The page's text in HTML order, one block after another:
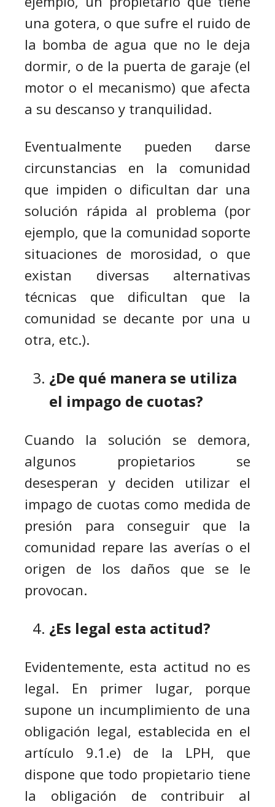
una gotera, o que sufre el ruido de
la bomba de agua que no le deja
dormir, o de la puerta de garaje (el
motor o el mecanismo) que afecta
a su descanso y tranquilidad.
Eventualmente pueden darse
circunstancias en la comunidad
que impiden o dificultan dar una
solución rápida al problema (por
ejemplo, que la comunidad soporte
situaciones de morosidad, o que
existan diversas alternativas
técnicas que dificultan que la
comunidad se decante por una u
otra, etc.).
¿De qué manera se utiliza
el impago de cuotas?
Cuando la solución se demora,
algunos propietarios se
desesperan y deciden utilizar el
impago de cuotas como medida de
presión para conseguir que la
comunidad repare las averías o el
origen de los daños que se le
provocan.
¿Es legal esta actitud?
Evidentemente, esta actitud no es
legal. En primer lugar, porque
supone un incumplimiento de una
obligación legal, establecida en el
artículo 9.1.e) de la LPH, que
dispone que todo propietario tiene
la obligación de contribuir al